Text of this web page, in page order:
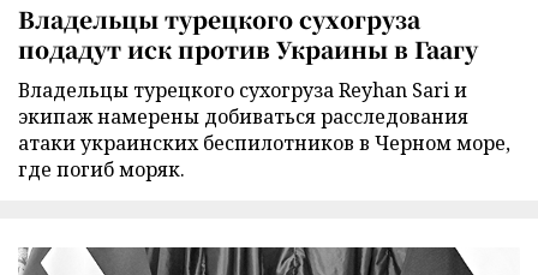
Владельцы турецкого сухогруза
подадут иск против Украины в Гаагу
Владельцы турецкого сухогруза Reyhan Sari и
экипаж намерены добиваться расследования
атаки украинских беспилотников в Черном море,
где погиб моряк.